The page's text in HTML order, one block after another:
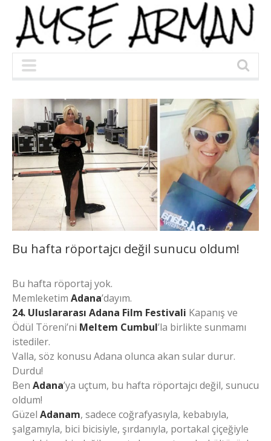
Bu hafta röportajcı değil sunucu oldum!
Bu hafta röportaj yok.
Memleketim Adana’dayım.
24. Uluslararası Adana Film Festivali Kapanış ve
Ödül Töreni’ni Meltem Cumbul’la birlikte sunmamı
istediler.
Valla, söz konusu Adana olunca akan sular durur.
Durdu!
Ben Adana’ya uçtum, bu hafta röportajcı değil, sunucu
oldum!
Güzel Adanam, sadece coğrafyasıyla, kebabıyla,
şalgamıyla, bici bicisiyle, şırdanıyla, portakal çiçeğiyle